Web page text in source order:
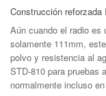
Construcción reforzada
Aún cuando el radio es
solamente 111mm,
polvo y resistencia al
STD-810 para pruebas
normalmente incluso